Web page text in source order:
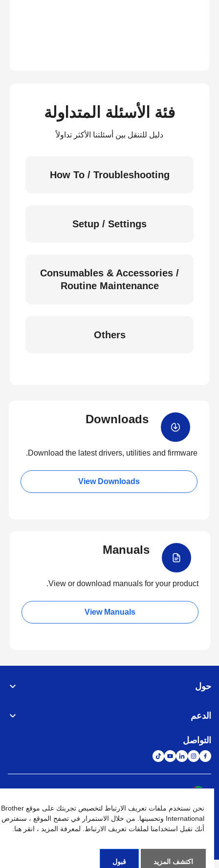
فئة الأسئلة المتداولة
دليل للتنقل بين أسئلتنا الأكثر تداولاً
How To / Troubleshooting
Setup / Settings
Consumables & Accessories /
Routine Maintenance
Others
Downloads
Download the latest drivers, utilities and firmware.
View Downloads
Manuals
View or download manuals for your product.
View Manuals
حول
الدعم
التواصل
نهج الخصوصية شروط الإستخدام خريطة الموقع الإنتقال إلى الموقع العالمي
نحن نستخدم ملفات تعريف الارتباط لتخصيص تجربتك على موقع Brother
International وتحسينها. من خلال الاستمرار في تصفح الموقع ، سنفترض
أنك تقبل استخدامنا لملفات تعريف الارتباط. لمعرفة المزيد ، انقر هنا.
اكتشف المزيد قبول